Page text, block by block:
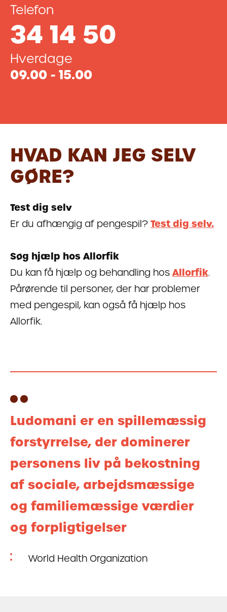
Telefon
34 14 50
Hverdage
09.00 - 15.00
HVAD KAN JEG SELV
GØRE?
Test dig selv
Er du afhængig af pengespil? Test dig selv.
Søg hjælp hos Allorfik
Du kan få hjælp og behandling hos Allorfik.
Pårørende til personer, der har problemer
med pengespil, kan også få hjælp hos
Allorfik.
Ludomani er en spillemæssig
forstyrrelse, der dominerer
personens liv på bekostning
af sociale, arbejdsmæssige
og familiemæssige værdier
og forpligtigelser
World Health Organization